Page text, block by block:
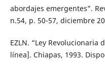
abordajes emergentes”.
n.54, p. 50-57, diciembre
EZLN. “Ley Revolucionaria
línea]. Chiapas, 1993.